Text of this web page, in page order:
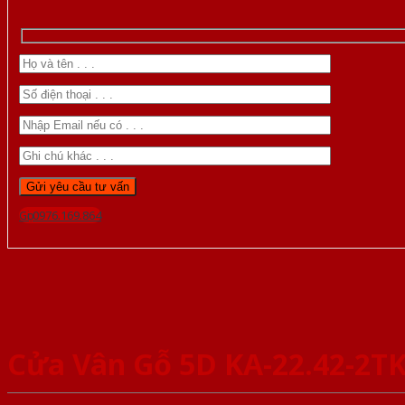
Gọi 0976.169.864
Cửa Vân Gỗ 5D KA-22.42-